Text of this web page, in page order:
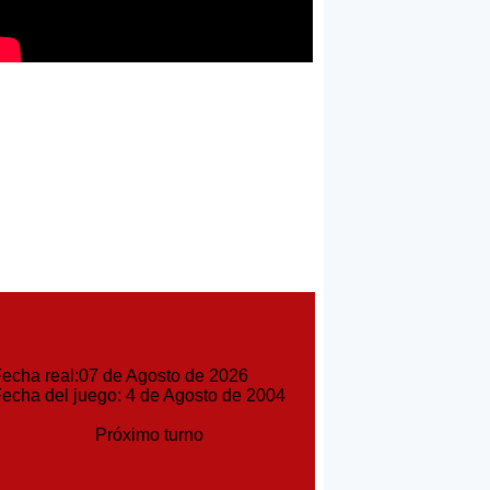
real:07 de Agosto de 2026
del juego: 4 de Agosto de 2004
Próximo turno